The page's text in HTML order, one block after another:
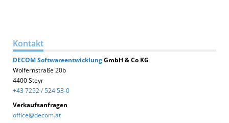
Kontakt
DECOMSoftwareentwicklungGmbH & Co KG
Wolfernstraße 20b
4400 Steyr
+43 7252 / 524 53-0
Verkaufsanfragen
office@decom.at